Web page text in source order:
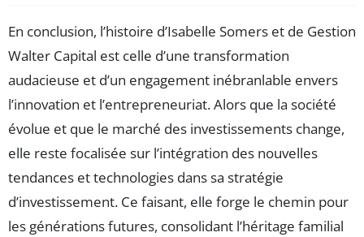
En conclusion, l’histoire d’Isabelle Somers et de Gestion
Walter Capital est celle d’une transformation
audacieuse et d’un engagement inébranlable envers
l’innovation et l’entrepreneuriat. Alors que la société
évolue et que le marché des investissements change,
elle reste focalisée sur l’intégration des nouvelles
tendances et technologies dans sa stratégie
d’investissement. Ce faisant, elle forge le chemin pour
les générations futures, consolidant l’héritage familial